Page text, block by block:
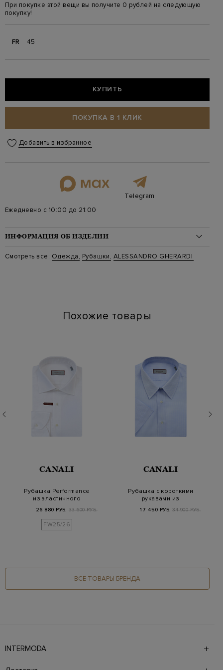
При покупке этой вещи вы получите 0 рублей на следующую
покупку!
FR 45
КУПИТЬ
ПОКУПКА В 1 КЛИК
Добавить в избранное
Telegram
Ежедневно с 10:00 до 21:00
ИНФОРМАЦИЯ ОБ ИЗДЕЛИИ
Материал: хлопок 76%, полиамид 21%, эластан 3%
Стиль: Классические
Смотреть все: Одежда, Рубашки, ALESSANDRO GHERARDI
Похожие товары
CANALI
Рубашка Performance
из эластичного
26 880 РУБ. 33 600 РУБ.
FW25/26
CANALI
Рубашка с короткими
рукавами из
в к…
17 450 РУБ. 34 900 РУБ.
ВСЕ ТОВАРЫ БРЕНДА
INTERMODA
брендов на 4 этажах в самом центре города. На сайте